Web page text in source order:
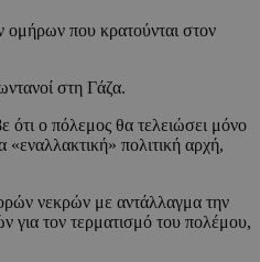
ομήρων που κρατούνται στον
στη Γάζα.
ότι ο πόλεμος θα τελειώσει μόνο
πολιτική αρχή,
νεκρών με αντάλλαγμα την
για τον τερματισμό του πολέμου,